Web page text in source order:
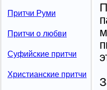
Притчи Руми
Притчи о любви
Суфийские притчи
Христианские притчи